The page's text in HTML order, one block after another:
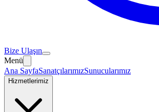
Bize Ulaşın
Menü
Ana SayfaSanatçılarımızSunucularımız
Hizmetlerimiz